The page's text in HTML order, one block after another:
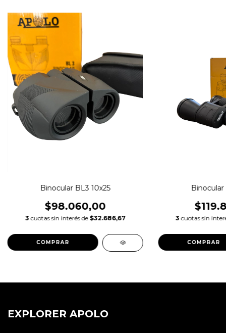
Binocular BL3 10x25
$98.060,00
3 cuotas sin interés de $32.686,67
Binocular
3 cuotas sin
EXPLORER APOLO